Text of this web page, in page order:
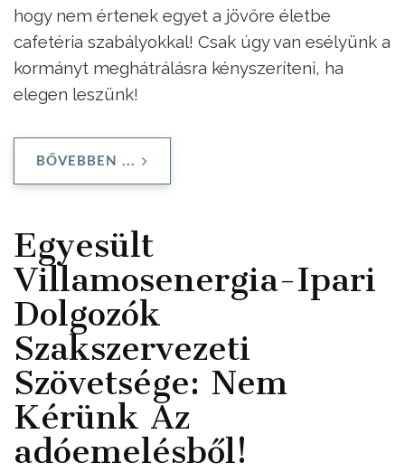
hogy nem értenek egyet a jövőre életbe
cafetéria szabályokkal! Csak úgy van esélyünk a
kormányt meghátrálásra kényszeríteni, ha
elegen leszünk!
BŐVEBBEN ...
Egyesült
Villamosenergia-Ipari
Dolgozók
Szakszervezeti
Szövetsége: Nem
Kérünk Az
adóemelésből!